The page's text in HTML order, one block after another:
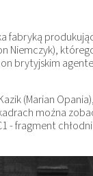
fabryką
Niemczyk),
brytyjskim
(Marian Opania),
można
- fragment chłodni